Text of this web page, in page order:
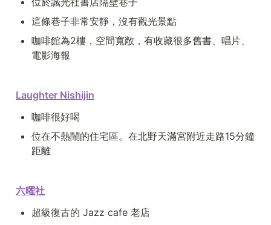
這條巷子非常安靜，沒有觀光景點
咖啡館為2樓，空間寬敞，有收藏很多舊書、唱片、
電影海報
Laughter Nishijin
咖啡很好喝
位在不熱鬧的住宅區。在北野天滿宮附近走路15分鐘
距離
六曜社
超級復古的 Jazz cafe 老店